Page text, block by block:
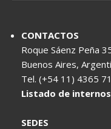
CONTACTOS
Roque Sáenz Peña
Buenos Aires,
Tel. (+54 11)
Listado de internos
SEDES